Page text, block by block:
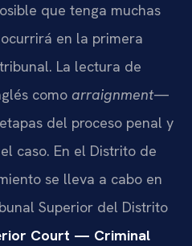
que tenga muchas
en la primera
La lectura de
como arraignment—
del proceso penal y
caso. En el Distrito de
se lleva a cabo en
Superior del Distrito
Court — Criminal